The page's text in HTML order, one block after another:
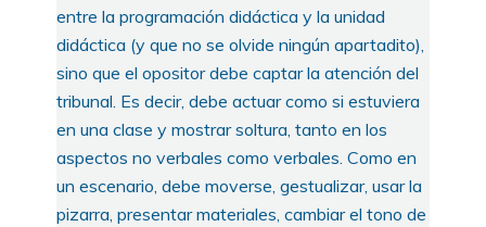
entre la programación didáctica y la unidad
didáctica (y que no se olvide ningún apartadito),
sino que el opositor debe captar la atención del
tribunal. Es decir, debe actuar como si estuviera
en una clase y mostrar soltura, tanto en los
aspectos no verbales como verbales. Como en
un escenario, debe moverse, gestualizar, usar la
pizarra, presentar materiales, cambiar el tono de